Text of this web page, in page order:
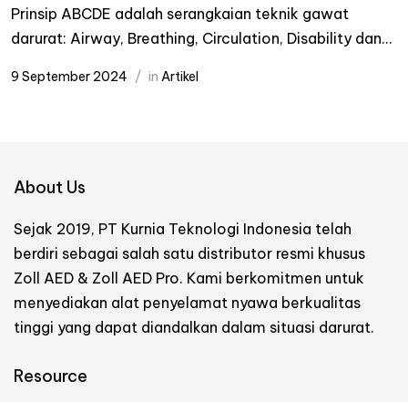
Prinsip ABCDE adalah serangkaian teknik gawat
darurat: Airway, Breathing, Circulation, Disability dan...
9 September 2024 in Artikel
About Us
Sejak 2019, PT Kurnia Teknologi Indonesia telah
berdiri sebagai salah satu distributor resmi khusus
Zoll AED & Zoll AED Pro. Kami berkomitmen untuk
menyediakan alat penyelamat nyawa berkualitas
tinggi yang dapat diandalkan dalam situasi darurat.
Resource